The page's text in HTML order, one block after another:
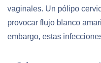
vaginales. Un pólipo
provocar flujo blanco
embargo, estas